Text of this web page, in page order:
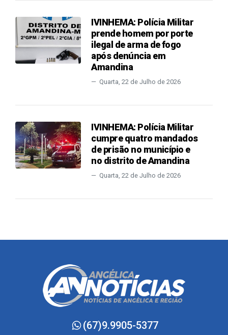
IVINHEMA: Polícia Militar
prende homem por porte
ilegal de arma de fogo
após denúncia em
Amandina
Quarta, 22 de Julho de 2026
IVINHEMA: Polícia Militar
cumpre quatro mandados
de prisão no município e
no distrito de Amandina
Quarta, 22 de Julho de 2026
(67)9.9905-5377